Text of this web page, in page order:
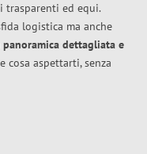
trasparenti ed equi.
logistica ma anche
panoramica dettagliata e
cosa aspettarti, senza